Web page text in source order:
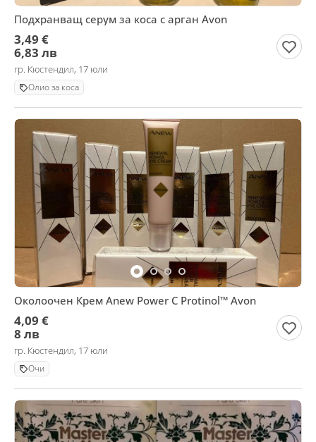
Подхранващ серум за коса с арган Avon
3,49 €
6,83 лв
гр. Кюстендил, 17 юли
Олио за коса
Околоочен Крем Anew Power С Protinol™ Avon
4,09 €
8 лв
гр. Кюстендил, 17 юли
Очи